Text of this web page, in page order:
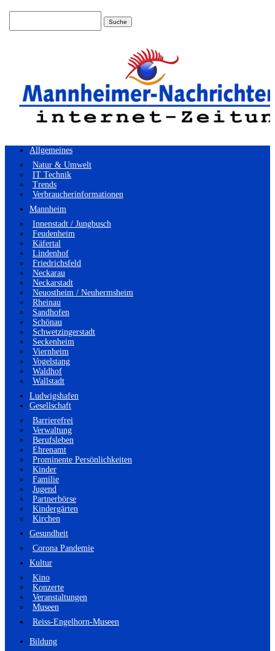
Allgemeines
Natur & Umwelt
IT Technik
Trends
Verbraucherinformationen
Mannheim
Innenstadt / Jungbusch
Feudenheim
Käfertal
Lindenhof
Friedrichsfeld
Neckarau
Neckarstadt
Neuostheim / Neuhermsheim
Rheinau
Sandhofen
Schönau
Schwetzingerstadt
Seckenheim
Viernheim
Vogelstang
Waldhof
Wallstadt
Ludwigshafen
Gesellschaft
Barrierefrei
Verwaltung
Berufsleben
Ehrenamt
Prominente Persönlichkeiten
Kinder
Familie
Jugend
Partnerbörse
Kindergärten
Kirchen
Gesundheit
Corona Pandemie
Kultur
Kino
Konzerte
Veranstaltungen
Museen
Reiss-Engelhorn-Museen
Bildung